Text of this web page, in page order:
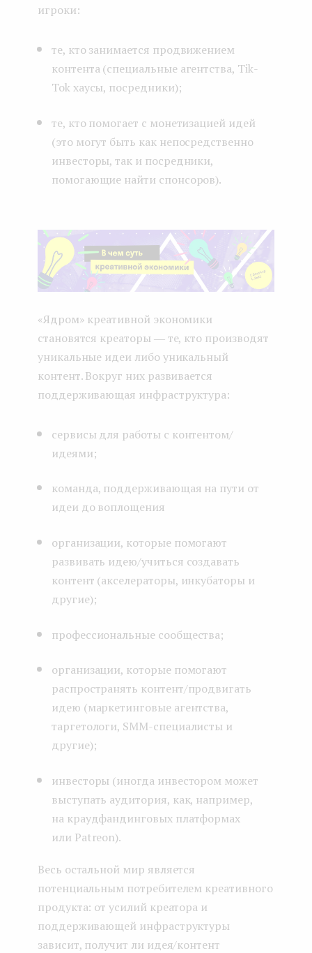
игроки:
те, кто занимается продвижением
контента (специальные агентства, Tik-
Tok хаусы, посредники);
те, кто помогает с монетизацией идей
(это могут быть как непосредственно
инвесторы, так и посредники,
помогающие найти спонсоров).
«Ядром» креативной экономики
становятся креаторы ― те, кто производят
уникальные идеи либо уникальный
контент. Вокруг них развивается
поддерживающая инфраструктура:
сервисы для работы с контентом/
идеями;
команда, поддерживающая на пути от
идеи до воплощения
организации, которые помогают
развивать идею/учиться создавать
контент (акселераторы, инкубаторы и
другие);
профессиональные сообщества;
организации, которые помогают
распространять контент/продвигать
идею (маркетинговые агентства,
таргетологи, SMM-специалисты и
другие);
инвесторы (иногда инвестором может
выступать аудитория, как, например,
на краудфандинговых платформах
или Patreon).
Весь остальной мир является
потенциальным потребителем креативного
продукта: от усилий креатора и
поддерживающей инфраструктуры
зависит, получит ли идея/контент